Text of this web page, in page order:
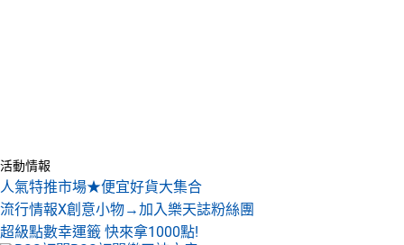
活動情報
人氣特推市場★便宜好貨大集合
流行情報X創意小物→加入樂天誌粉絲團
超級點數幸運籤 快來拿1000點!